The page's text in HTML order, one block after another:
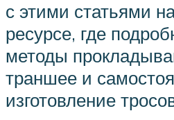
с этими статьями
ресурсе, где
методы
траншее и
изготовление